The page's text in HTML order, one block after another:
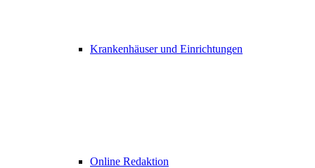
Krankenhäuser und Einrichtungen
Online Redaktion